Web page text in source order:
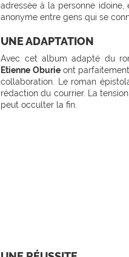
adressée à la personne
anonyme entre gens qui se
UNE ADAPTATION
Avec cet album adapté du
Etienne Oburieont
collaboration. Le roman
rédaction du courrier. La
peut occulter la fin.